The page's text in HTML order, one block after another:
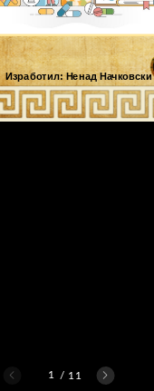
Изработил: Ненад Начковски
/ 11